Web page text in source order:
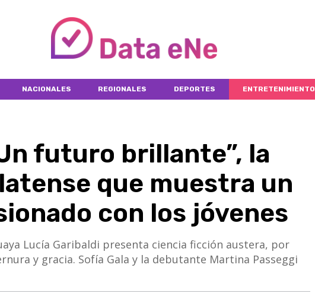
NACIONALES REGIONALES DEPORTES ENTRETENIMIENTO
futuro brillante”, la
que muestra un
con los jóvenes
Lucía Garibaldi presenta ciencia ficción austera, por
y gracia. Sofía Gala y la debutante Martina Passeggi